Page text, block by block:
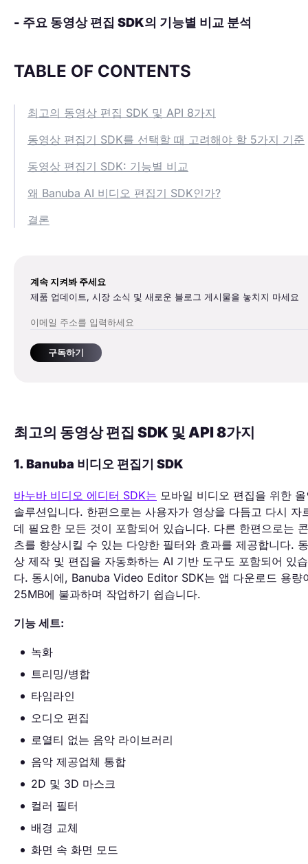
- 주요 동영상 편집 SDK의 기능별 비교 분석
TABLE OF CONTENTS
최고의 동영상 편집 SDK 및 API 8가지
동영상 편집기 SDK를 선택할 때 고려해야 할 5가지 기준
동영상 편집기 SDK: 기능별 비교
왜 Banuba AI 비디오 편집기 SDK인가?
결론
계속 지켜봐 주세요
제품 업데이트, 시장 소식 및 새로운 블로그 게시물을 놓치지 마세요
구독하기
최고의 동영상 편집 SDK 및 API 8가지
1. Banuba 비디오 편집기 SDK
바누바 비디오 에디터 SDK는 모바일 비디오 편집을 위한
솔루션입니다. 한편으로는 사용자가 영상을 다듬고 다시 자
데 필요한 모든 것이 포함되어 있습니다. 다른 한편으로는
츠를 향상시킬 수 있는 다양한 필터와 효과를 제공합니다.
상 제작 및 편집을 자동화하는 AI 기반 도구도 포함되어 있
다. 동시에, Banuba Video Editor SDK는 앱 다운로드 용량
25MB에 불과하며 작업하기 쉽습니다.
기능 세트:
녹화
트리밍/병합
타임라인
오디오 편집
로열티 없는 음악 라이브러리
음악 제공업체 통합
2D 및 3D 마스크
컬러 필터
배경 교체
화면 속 화면 모드